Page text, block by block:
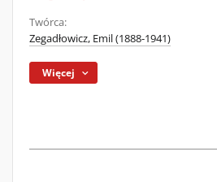
Twórca:
Zegadłowicz, Emil (1888-1941)
Więcej